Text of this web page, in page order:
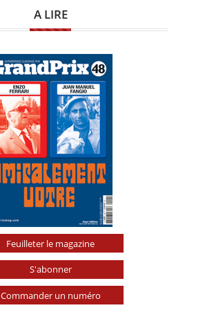
A LIRE
Feuilleter le magazine
S'abonner
Commander un numéro